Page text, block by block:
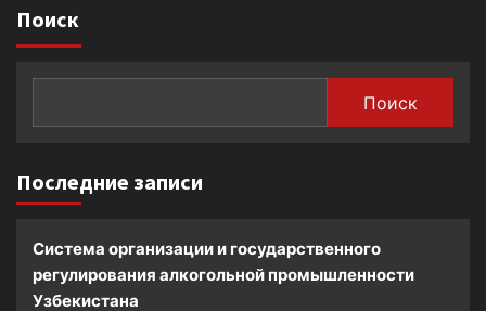
Поиск
Поиск
Последние записи
Система организации и государственного
регулирования алкогольной промышленности
Узбекистана